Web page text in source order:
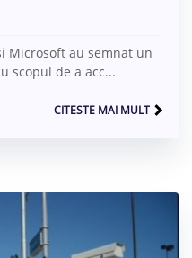
Microsoft au semnat un
scopul de a acc...
CITESTE MAI MULT